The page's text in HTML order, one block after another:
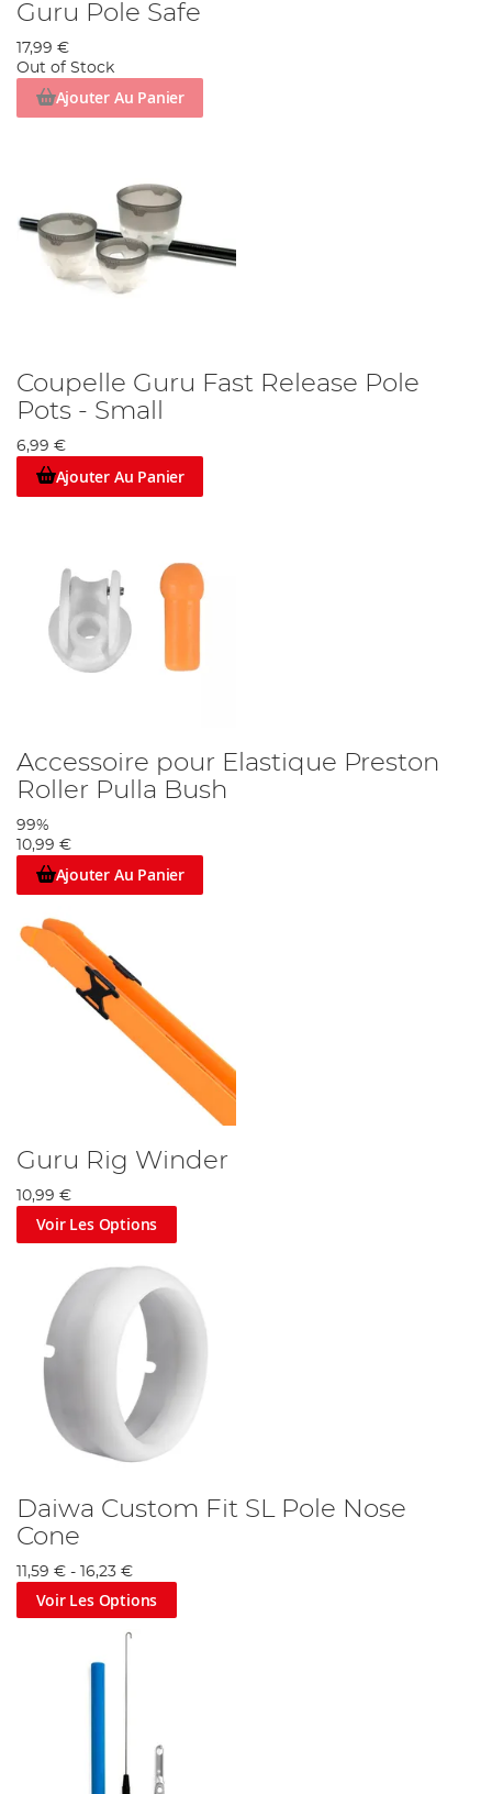
Guru Pole Safe
17,99 €
Out of Stock
Ajouter Au Panier
Coupelle Guru Fast Release Pole
Pots - Small
6,99 €
Ajouter Au Panier
Accessoire pour Elastique Preston
Roller Pulla Bush
99%
10,99 €
Ajouter Au Panier
Guru Rig Winder
10,99 €
Voir Les Options
Daiwa Custom Fit SL Pole Nose
Cone
11,59 € - 16,23 €
Voir Les Options